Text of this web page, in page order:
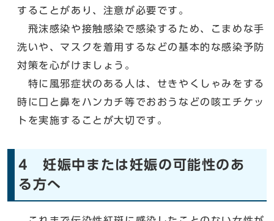
することがあり、注意が必要です。
飛沫感染や接触感染で感染するため、こまめな手
洗いや、マスクを着用するなどの基本的な感染予防
対策を心がけましょう。
特に風邪症状のある人は、せきやくしゃみをする
時に口と鼻をハンカチ等でおおうなどの咳エチケッ
トを実施することが大切です。
4 妊娠中または妊娠の可能性のあ
る方へ